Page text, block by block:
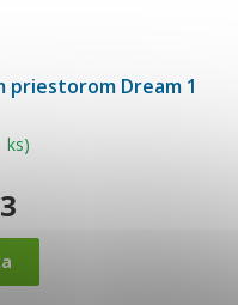
priestorom Dream 1
ks)